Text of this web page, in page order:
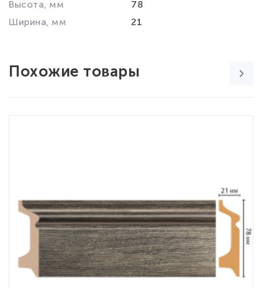
Высота, мм
78
Ширина, мм
21
Похожие товары